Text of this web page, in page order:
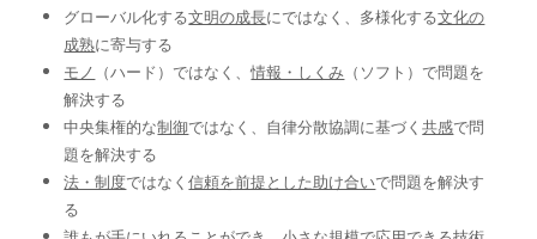
グローバル化する文明の成長にではなく、多様化する文化の
成熟に寄与する
モノ （ハード）ではなく、情報・しくみ （ソフト）で問題を
解決する
中央集権的な制御ではなく、自律分散協調に基づく共感で問
題を解決する
法・制度ではなく信頼を前提とした助け合いで問題を解決す
る